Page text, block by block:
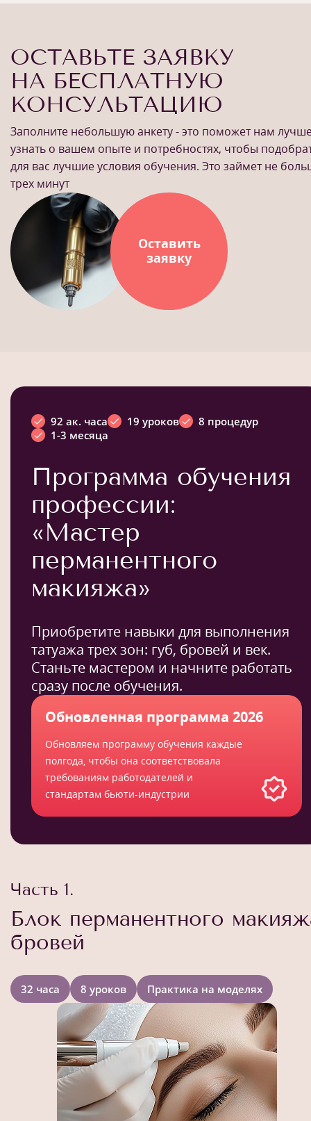
ОСТАВЬТЕ ЗАЯВКУ
НА БЕСПЛАТНУЮ
КОНСУЛЬТАЦИЮ
Заполните небольшую анкету - это поможет нам
узнать о вашем опыте и потребностях, чтобы
для вас лучшие условия обучения. Это займет не
трех минут
Оставить
заявку
92 ак. часа 19 уроков
8 процедур
1-3 месяца
Программа обучения
профессии:
«Мастер
перманентного
макияжа»
Приобретите навыки для выполнения
татуажа трех зон: губ, бровей и век.
Станьте мастером и начните работать
сразу после обучения.
Обновленная программа 2026
Обновляем программу обучения каждые
полгода, чтобы она соответствовала
требованиям работодателей и
стандартам бьюти-индустрии
Часть 1.
Блок перманентного
бровей
32 часа 8 уроков Практика на моделях